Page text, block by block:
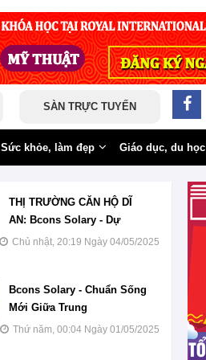
SÀN TRỰC TUYẾN
Sức khỏe, làm đẹp Giáo dục, du học
THỊ TRƯỜNG CĂN HỘ DĨ
AN: Bcons Solary - Dự
Chủ nhật, 20:19 Ngày 04/05/2025
Bcons Solary - Chuẩn Sống
Mới Giữa Trung
Thứ năm, 00:04 Ngày 01/05/2025